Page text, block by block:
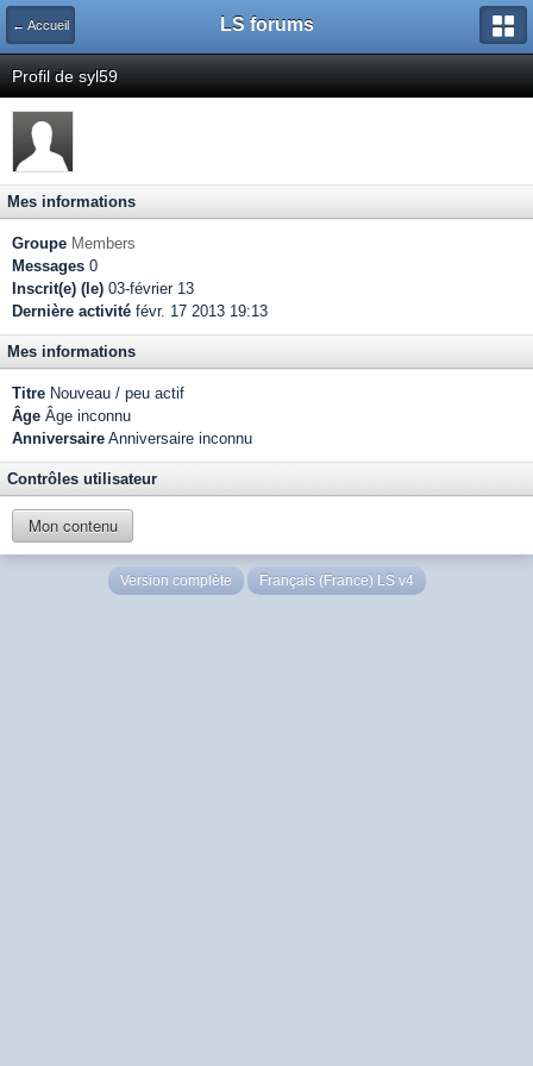
← Accueil LS forums
Profil de syl59
Mes informations
Groupe Members
Messages 0
Inscrit(e) (le) 03-février 13
Dernière activité févr. 17 2013 19:13
Mes informations
Titre Nouveau / peu actif
Âge Âge inconnu
Anniversaire Anniversaire inconnu
Contrôles utilisateur
Mon contenu
Version complète Français (France) LS v4